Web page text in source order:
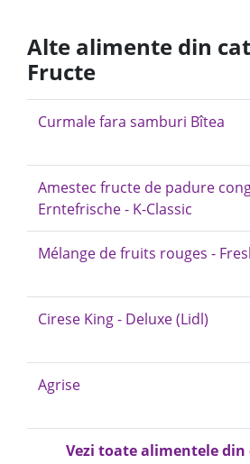
Alte alimente din
Fructe
Curmale fara samburi Bîtea
Amestec fructe de padure
Erntefrische - K-Classic
Mélange de fruits rouges -
Cirese King - Deluxe (Lidl)
Agrise
Vezi toate alimentele din